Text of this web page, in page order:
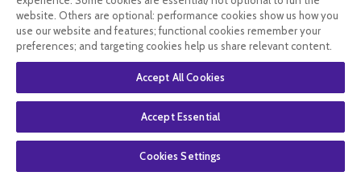
Gum Hydral
Gel Humectant
50 ml
En stock
GUM Trav-Ler
10 Brossettes
Interdentaires
En stock
website. Others are optional: performance cookies show us how you
use our website and features; functional cookies remember your
preferences; and targeting cookies help us share relevant content.
Accept All Cookies
Accept Essential
Cookies Settings